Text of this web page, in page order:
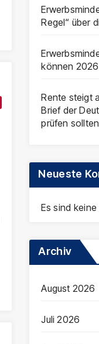
Regel“ über
können
Rente steigt
Brief der
prüfen sollten
Neueste
Es sind
Archiv
August 2026
Juli 2026